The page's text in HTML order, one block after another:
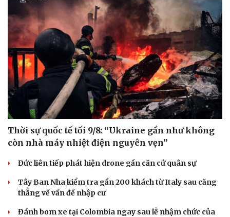
Tư vấn
Câu chuyện thời sự
Thời sự quốc tế tối 9/8: “Ukraine gần như không
còn nhà máy nhiệt điện nguyên vẹn”
Đức liên tiếp phát hiện drone gần căn cứ quân sự
Tây Ban Nha kiểm tra gần 200 khách từ Italy sau căng
thẳng về vấn đề nhập cư
Đánh bom xe tại Colombia ngay sau lễ nhậm chức của